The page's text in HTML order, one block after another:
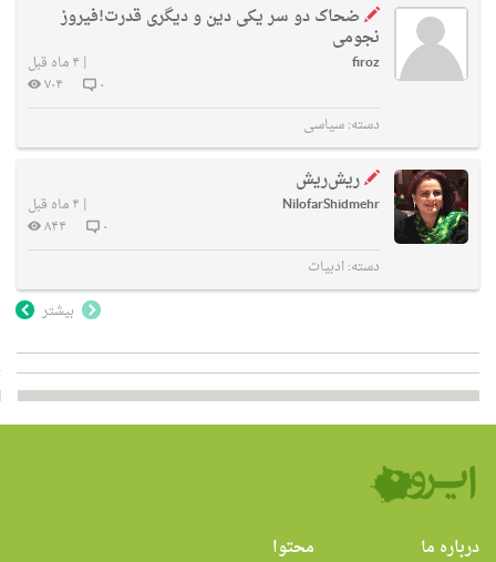
ضحاک دو سر یکی دین و دیگری قدرت!فیروز
نجومی
firoz
| ۴ ماه قبل
۰
۷۰۴
دسته:سیاسی
ریش‌ریش
NilofarShidmehr
| ۴ ماه قبل
۰
۸۴۴
دسته:ادبیات
بیشتر
درباره ما محتوا